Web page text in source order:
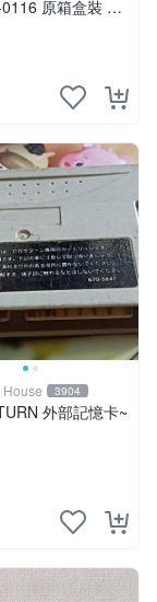
原箱盒裝 日
少 BB0567
House 3904
外部記憶卡~